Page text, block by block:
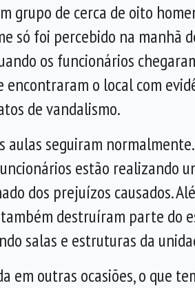
grupo de cerca de oito
só foi percebido na manhã
os funcionários
o local com
de vandalismo.
aulas seguiram
estão realizando
dos prejuízos causados.
destruíram parte do
salas e estruturas da
em outras ocasiões, o que